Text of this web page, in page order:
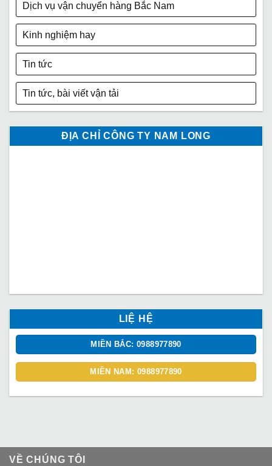
Dịch vụ vận chuyển hàng Bắc Nam
Kinh nghiệm hay
Tin tức
Tin tức, bài viết vận tải
ĐỊA CHỈ CÔNG TY NAM LONG
LIỆ HỆ
MIỀN BẮC: 0988977890
MIỀN NAM: 0988977890
VỀ CHÚNG TÔI